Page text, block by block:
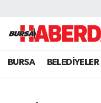
BURSA BELEDİYELER
Hava Durumu
Trafik Durumu
Süper Lig Puan